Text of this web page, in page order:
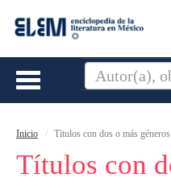
Toggle
Inicio Títulos con dos o más géneros
Títulos con